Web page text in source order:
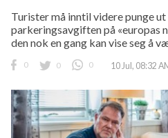
Turister må inntil videre punge
parkeringsavgiften på «europas
den nok en gang kan vise seg å
0 0 0 10 Jul, 08:32